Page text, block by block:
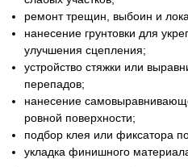
ремонт трещин, выбоин и
нанесение грунтовки для
улучшения сцепления;
устройство стяжки или
перепадов;
нанесение
ровной поверхности;
подбор клея или фиксатора
укладка финишного